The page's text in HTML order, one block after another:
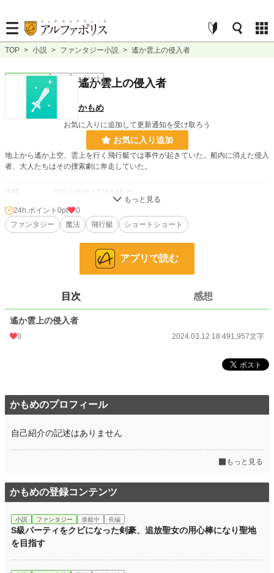
TOP > 小説 > ファンタジー小説 > 遙か雲上の侵入者
ファンタジー 完結 ｼｮｰﾄｼｮｰﾄ
遙か雲上の侵入者
かもめ
お気に入りに追加して更新通知を受け取ろう
お気に入り追加
地上から遙か上空、雲上を行く飛行艇では事件が起きていた。船内に消えた侵入
者、大人たちはその捜索劇に奔走していた。
小説 228,845 位 / 228,845 件
ファンタジー 53,334 位 / 53,334 件
お気に入り
2024.03.12 18:49
初回公開日時 2024.03.12 18:49
年間ポイント 7 pt (188,513 位)
累計ポイント 475 pt (220,109 位)
24h.ポイント 0pt
0
ファンタジー
魔法 飛行艇 ショートショート
アプリで読む
目次 感想
遙か雲上の侵入者
0 2024.03.12 18:491,957文字
かもめのプロフィール
自己紹介の記述はありません
もっと見る
かもめの登録コンテンツ
小説 ファンタジー 連載中 長編
S級パーティをクビになった剣豪、追放聖女の用心棒になり聖地
を目指す